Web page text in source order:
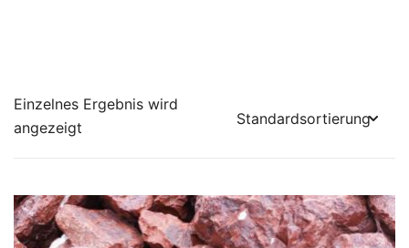
Einzelnes Ergebnis wird
angezeigt